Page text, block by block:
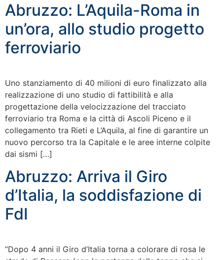
Abruzzo: L’Aquila-Roma in
un’ora, allo studio progetto
ferroviario
Uno stanziamento di 40 milioni di euro finalizzato alla
realizzazione di uno studio di fattibilità e alla
progettazione della velocizzazione del tracciato
ferroviario tra Roma e la città di Ascoli Piceno e il
collegamento tra Rieti e L’Aquila, al fine di garantire un
nuovo percorso tra la Capitale e le aree interne colpite
dai sismi […]
Abruzzo: Arriva il Giro
d’Italia, la soddisfazione di
FdI
“Dopo 4 anni il Giro d’Italia torna a colorare di rosa le